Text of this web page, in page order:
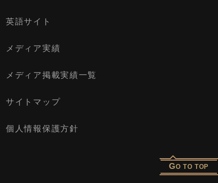
英語サイト
メディア実績
メディア掲載実績一覧
サイトマップ
個人情報保護方針
GO TO TOP